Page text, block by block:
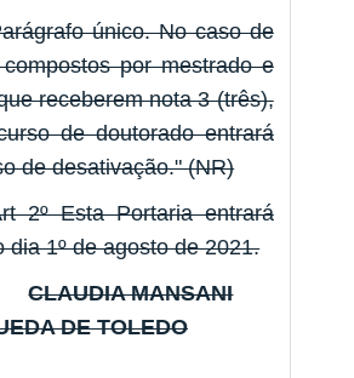
único. No caso de
por mestrado e
receberem nota 3 (três),
de doutorado entrará
de desativação." (NR)
2º Esta Portaria entrará
dia 1º de agosto de 2021.
CLAUDIA MANSANI
DE TOLEDO